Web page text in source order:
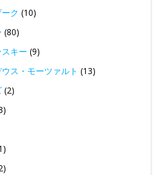
ク (10)
(80)
キー (9)
ス・モーツァルト (13)
(2)